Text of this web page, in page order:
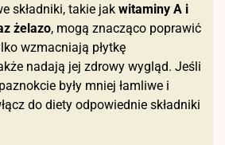
składniki, takie jak witaminy A i
żelazo, mogą znacząco poprawić
wzmacniają płytkę
nadają jej zdrowy wygląd. Jeśli
były mniej łamliwe i
do diety odpowiednie składniki